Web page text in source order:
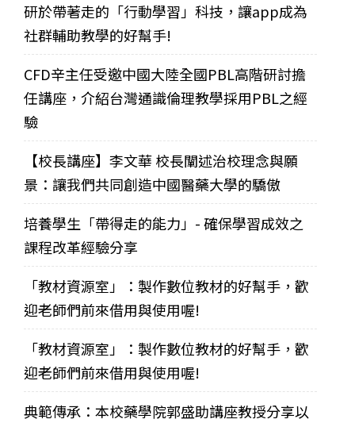
研於帶著走的「行動學習」科技，讓app成為
社群輔助教學的好幫手!
CFD辛主任受邀中國大陸全國PBL高階研討擔
任講座，介紹台灣通識倫理教學採用PBL之經
驗
【校長講座】李文華 校長闡述治校理念與願
景：讓我們共同創造中國醫藥大學的驕傲
培養學生「帶得走的能力」- 確保學習成效之
課程改革經驗分享
「教材資源室」：製作數位教材的好幫手，歡
迎老師們前來借用與使用喔!
「教材資源室」：製作數位教材的好幫手，歡
迎老師們前來借用與使用喔!
典範傳承：本校藥學院郭盛助講座教授分享以